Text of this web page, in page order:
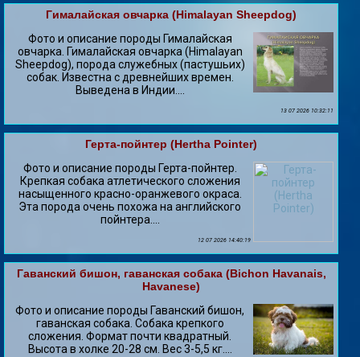
Гималайская овчарка (Himalayan Sheepdog)
Фото и описание породы Гималайская
овчарка. Гималайская овчарка (Himalayan
Sheepdog), порода служебных (пастушьих)
собак. Известна с древнейших времен.
Выведена в Индии....
13 07 2026 10:32:11
Герта-пойнтер (Hertha Pointer)
Фото и описание породы Герта-пойнтер.
Крепкая собака атлетического сложения
насыщенного красно-оранжевого окраса.
Эта порода очень похожа на английского
пойнтера....
12 07 2026 14:40:19
Гаванский бишон, гаванская собака (Bichon Havanais,
Havanese)
Фото и описание породы Гаванский бишон,
гаванская собака. Собака крепкого
сложения. Формат почти квадратный.
Высота в холке 20-28 см. Вес 3-5,5 кг....